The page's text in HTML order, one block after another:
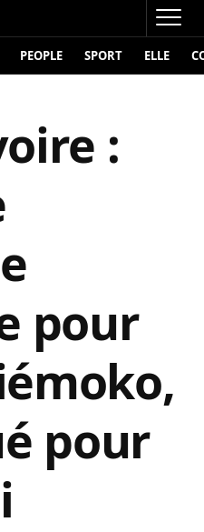
PEOPLE SPORT ELLE
:
pour
pour